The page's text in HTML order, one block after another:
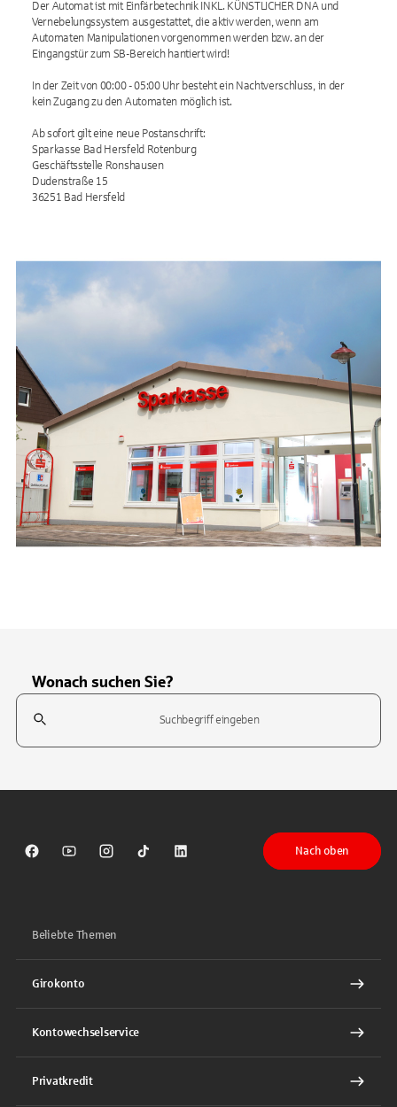
Der Automat ist mit Einfärbetechnik INKL. KÜNSTLICHER DNA und
Vernebelungssystem ausgestattet, die aktiv werden, wenn am
Automaten Manipulationen vorgenommen werden bzw. an der
Eingangstür zum SB-Bereich hantiert wird!
In der Zeit von 00:00 - 05:00 Uhr besteht ein Nachtverschluss, in der
kein Zugang zu den Automaten möglich ist.
Ab sofort gilt eine neue Postanschrift:
Sparkasse Bad Hersfeld Rotenburg
Geschäftsstelle Ronshausen
Dudenstraße 15
Wonach suchen Sie?
Suchfeld
Sparkasse auf Facebook
Sparkasse auf Youtube
Sparkasse auf Instagram
Sparkasse auf TikTok
Sparkasse auf LinkedIn
Nach oben
Beliebte Themen
Girokonto
Kontowechselservice
Privatkredit